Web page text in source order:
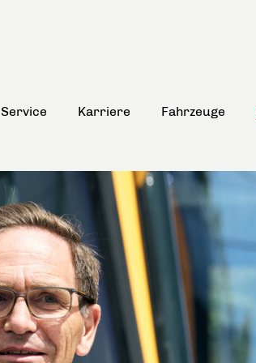
Service Karriere Fahrzeuge